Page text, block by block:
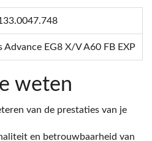
Advance EG8 X/V A60 FB EXP
weten
van de prestaties van je
en betrouwbaarheid van